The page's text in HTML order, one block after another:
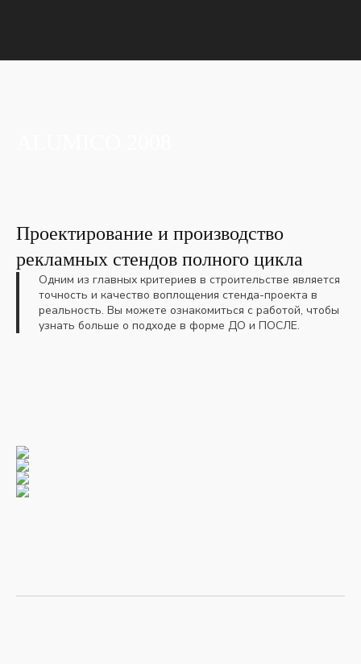
Проектирование и производство
рекламных стендов полного цикла
Одним из главных критериев в строительстве является
точность и качество воплощения стенда-проекта в
реальность. Вы можете ознакомиться с работой, чтобы
узнать больше о подходе в форме ДО и ПОСЛЕ.